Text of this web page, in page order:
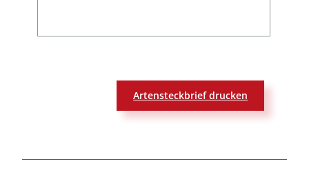
Artensteckbrief drucken